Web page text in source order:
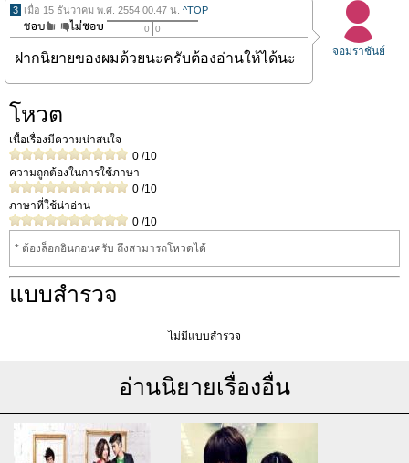
จอมราชันย์
3 เมื่อ 15 ธันวาคม พ.ศ. 2554 00.47 น. ^TOP
0 0
ฝากนิยายของผมด้วยนะครับต้องอ่านให้ได้นะ
โหวต
เนื้อเรื่องมีความน่าสนใจ
0 /10
ความถูกต้องในการใช้ภาษา
0 /10
ภาษาที่ใช้น่าอ่าน
0 /10
* ต้องล็อกอินก่อนครับ ถึงสามารถโหวดได้
แบบสำรวจ
ไม่มีแบบสำรวจ
อ่านนิยายเรื่องอื่น